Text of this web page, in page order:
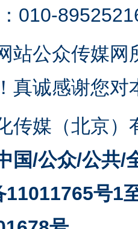
010-
站公众传媒
真诚感谢您
传媒（北京）
国/公众/公共/
11011765号1
幌子